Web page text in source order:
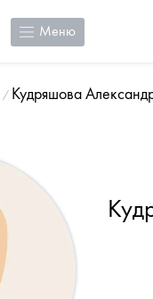
Меню
Кудряшова